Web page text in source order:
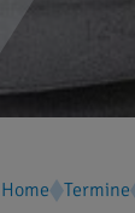
Home Termine